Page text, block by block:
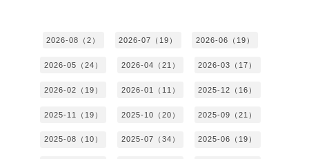
2026-08（2） 2026-07（19） 2026-06（19）
2026-05（24） 2026-04（21） 2026-03（17）
2026-02（19） 2026-01（11） 2025-12（16）
2025-11（19） 2025-10（20） 2025-09（21）
2025-08（10） 2025-07（34） 2025-06（19）